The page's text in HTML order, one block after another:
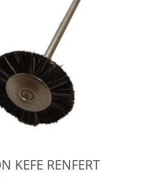
KEFE RENFERT